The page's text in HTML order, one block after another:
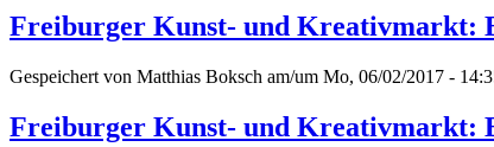
Freiburger Kunst- und Kreativmarkt:
Gespeichert von Matthias Boksch am/um Mo, 06/02/2017 -
Freiburger Kunst- und Kreativmarkt: